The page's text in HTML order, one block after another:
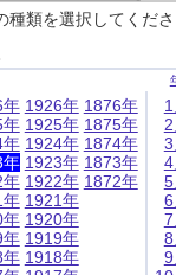
種類を選択してくだ
年
年
年
年
年
年
年
年
年
1926年
1925年
1924年
1923年
1922年
1921年
1920年
1919年
1918年
1876年
1875年
1874年
1873年
1872年